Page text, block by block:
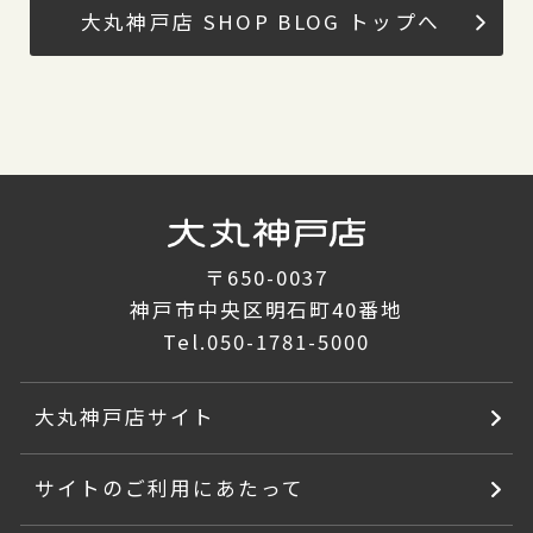
大丸神戸店 SHOP BLOG トップへ
〒650-0037
神戸市中央区明石町40番地
Tel.050-1781-5000
大丸神戸店サイト
サイトのご利用にあたって